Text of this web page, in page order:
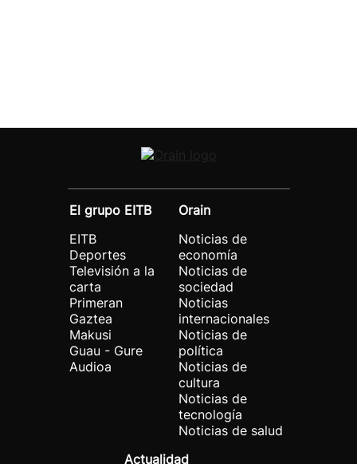
El grupo EITB
EITB
Deportes
Televisión a la
carta
Primeran
Gaztea
Makusi
Guau - Gure
Audioa
Orain
Noticias de
economía
Noticias de
sociedad
Noticias
internacionales
Noticias de
política
Noticias de
cultura
Noticias de
tecnología
Noticias de salud
Actualidad